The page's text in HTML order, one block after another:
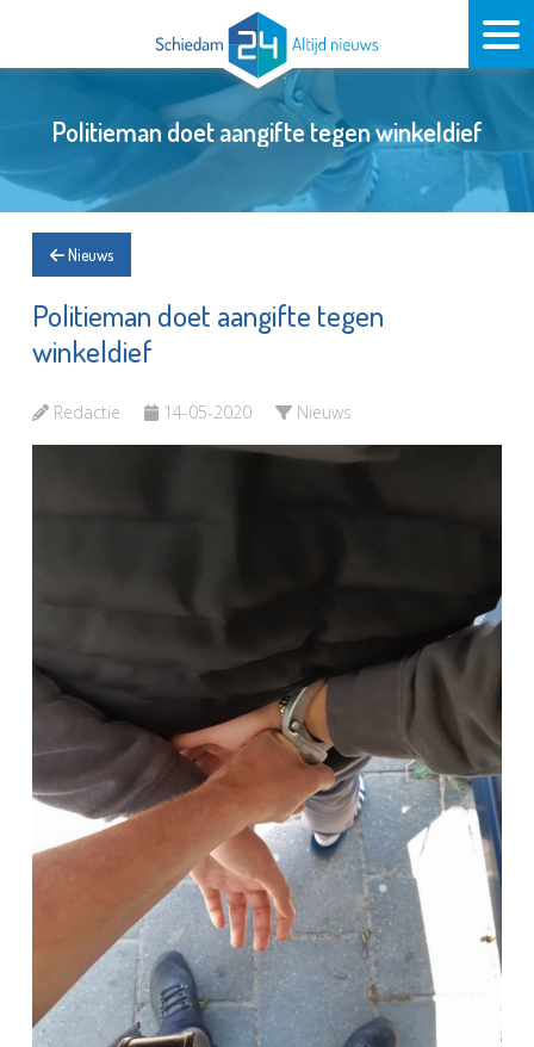
Politieman doet aangifte tegen winkeldief
Nieuws
Politieman doet aangifte tegen
winkeldief
Redactie 14-05-2020 Nieuws